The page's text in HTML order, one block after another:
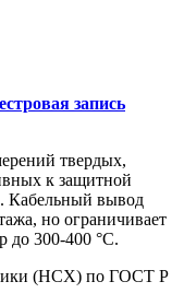
запись
твердых,
к защитной
Кабельный вывод
но ограничивает
до 300-400 °С.
(НСХ) по ГОСТ Р